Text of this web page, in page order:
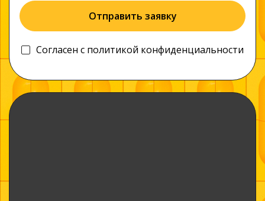
Отправить заявку
Согласен c политикой конфиденциальности